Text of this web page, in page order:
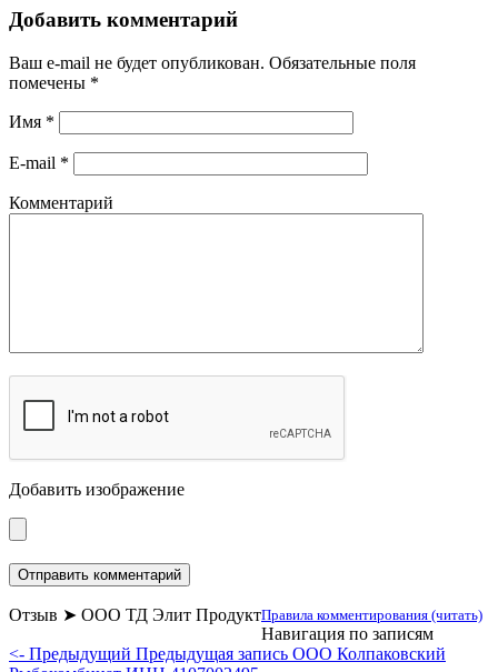
Добавить комментарий
Ваш e-mail не будет опубликован. Обязательные поля
помечены *
Имя *
E-mail *
Комментарий
Добавить изображение
Правила комментирования (читать)
Отзыв ➤ ООО ТД Элит Продукт
Навигация по записям
<- Предыдущий Предыдущая запись ООО Колпаковский